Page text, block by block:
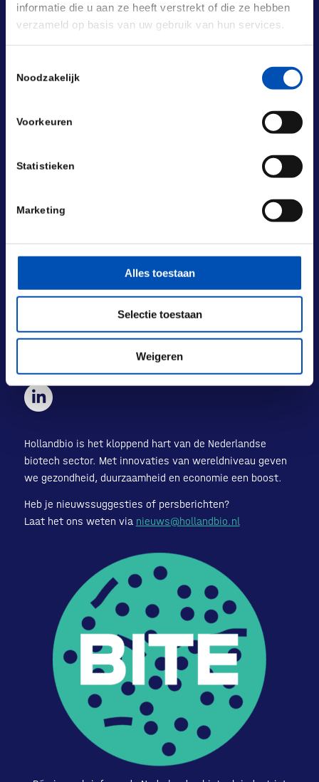
informatie die u aan ze heeft verstrekt of die ze hebben
verzameld op basis van uw gebruik van hun services.
Noodzakelijk
Voorkeuren
Statistieken
Marketing
Alles toestaan
Selectie toestaan
Weigeren
2593 BM Den Haag
Laan van Nieuw Oost-Indië 133 M
+31 (0) 70 833 1333
Hollandbio is het kloppend hart van de Nederlandse
biotech sector. Met innovaties van wereldniveau geven
we gezondheid, duurzaamheid en economie een boost.
Heb je nieuwssuggesties of persberichten?
Laat het ons weten via nieuws@hollandbio.nl